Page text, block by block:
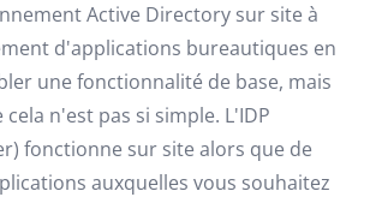
Active Directory sur site à
d'applications bureautiques en
une fonctionnalité de base, mais
n'est pas si simple. L'IDP
fonctionne sur site alors que de
auxquelles vous souhaitez